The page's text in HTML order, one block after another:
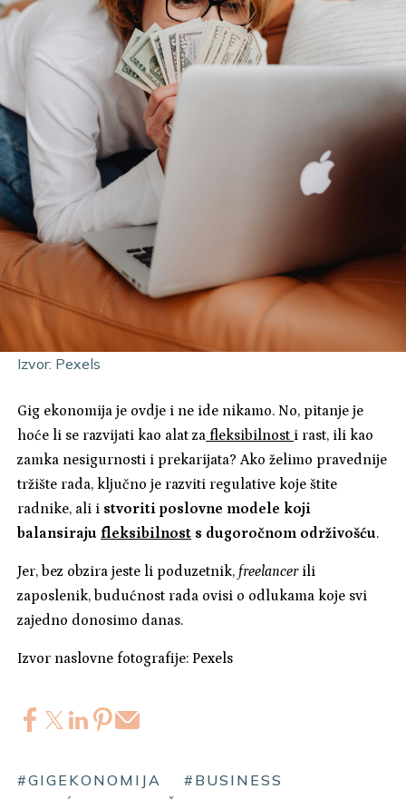
Izvor: Pexels
Gig ekonomija je ovdje i ne ide nikamo. No, pitanje je
hoće li se razvijati kao alat za fleksibilnost i rast, ili kao
zamka nesigurnosti i prekarijata? Ako želimo pravednije
tržište rada, ključno je razviti regulative koje štite
radnike, ali i stvoriti poslovne modele koji
balansiraju fleksibilnost s dugoročnom održivošću.
Jer, bez obzira jeste li poduzetnik,freelancerili
zaposlenik, budućnost rada ovisi o odlukama koje svi
zajedno donosimo danas.
Izvor naslovne fotografije: Pexels
#GIGEKONOMIJA
#BUSINESS